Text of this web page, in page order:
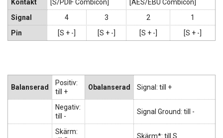
Kontakt [S/PDIF Combicon]
[AES/EBU Combicon]
Signal
4 3 2
1
Pin
[S + -] [S + -] [S + -] [S + -]
Balanserad
Positiv:
till +
Obalanserad Signal: till +
Negativ:
till -
Signal Ground: till -
Skärm:
Skärm*: till S